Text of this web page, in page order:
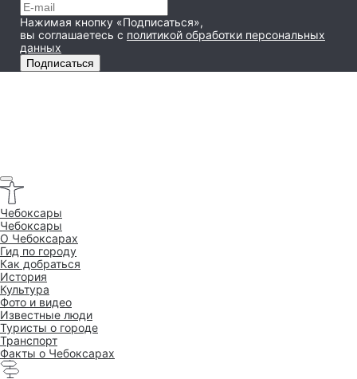
Нажимая кнопку «Подписаться»,
вы соглашаетесь с политикой обработки персональных
данных
Подписаться
Чебоксары
Чебоксары
O Чебоксарах
Гид по городу
Как добраться
История
Культура
Фото и видео
Известные люди
Туристы о городе
Транспорт
Факты о Чебоксарах